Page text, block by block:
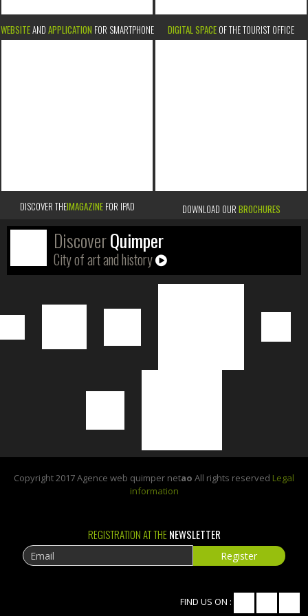
WEBSITEAND APPLICATION FOR SMARTPHONE DIGITAL SPACE OF THE TOURIST OFFICE
DISCOVER THEIMAGAZINEFOR IPAD DOWNLOAD OUR BROCHURES
DiscoverQuimper
City of art and history
Copyright 2017 Agence web quimper netao All rights reserved Legal
information
REGISTRATION AT THENEWSLETTER
FIND US ON :